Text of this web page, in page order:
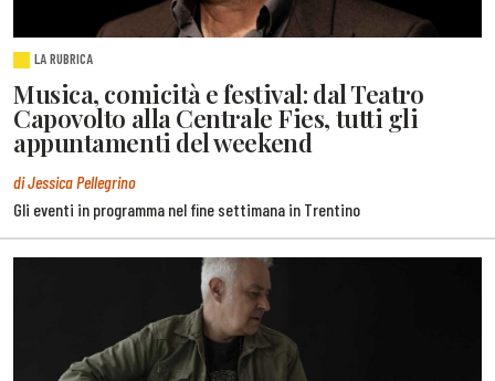
LA RUBRICA
Musica, comicità e festival: dal Teatro
Capovolto alla Centrale Fies, tutti gli
appuntamenti del weekend
di Jessica Pellegrino
Gli eventi in programma nel fine settimana in Trentino